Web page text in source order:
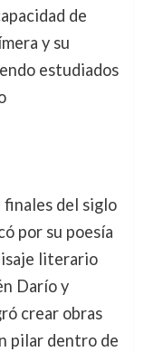
de
y su
estudiados
del siglo
por su poesía
literario
Darío y
crear obras
pilar dentro de